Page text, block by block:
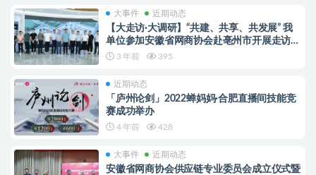
大事件 近期动态
【大走访·大调研】“共建、共享、共发展” 我
单位参加安徽省网商协会赴亳州市开展走访调
研交流活动
3 年前 395
近期动态
「庐州论剑」2022蝉妈妈·合肥直播间技能竞
赛成功举办
4 年前 428
大事件 近期动态
安徽省网商协会供应链专业委员会成立仪式暨